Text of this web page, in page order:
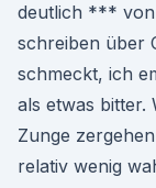
deutlich *** von
schreiben über
schmeckt, ich
als etwas bitter.
Zunge
relativ wenig